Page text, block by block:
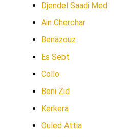
Djendel Saadi Med
Ain Cherchar
Benazouz
Es Sebt
Collo
Beni Zid
Kerkera
Ouled Attia